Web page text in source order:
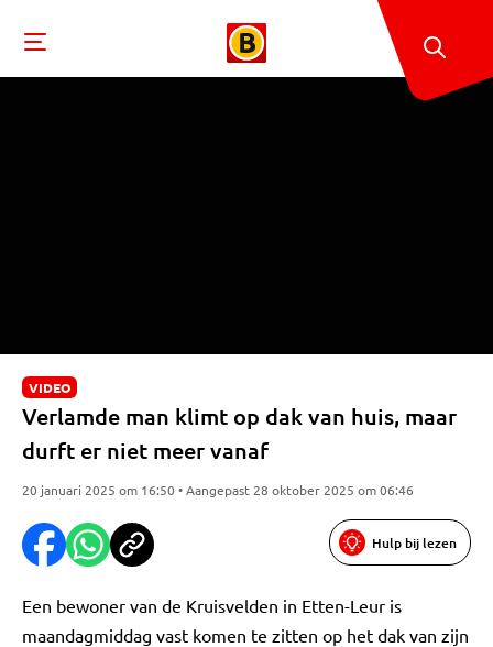
VIDEO
Verlamde man klimt op dak van huis, maar
durft er niet meer vanaf
20 januari 2025 om 16:50 • Aangepast 28 oktober 2025 om 06:46
Hulp bij lezen
Een bewoner van de Kruisvelden in Etten-Leur is
maandagmiddag vast komen te zitten op het dak van zijn